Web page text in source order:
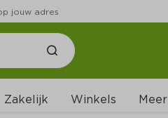
jouw adres
Zakelijk Winkels Meer